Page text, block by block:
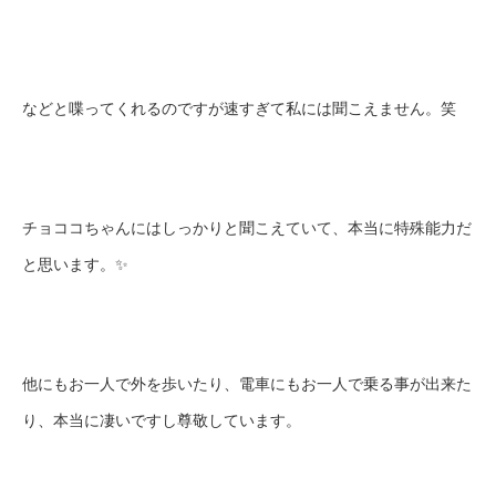
などと喋ってくれるのですが速すぎて私には聞こえません。笑
チョココちゃんにはしっかりと聞こえていて、本当に特殊能力だ
と思います。✨
他にもお一人で外を歩いたり、電車にもお一人で乗る事が出来た
り、本当に凄いですし尊敬しています。